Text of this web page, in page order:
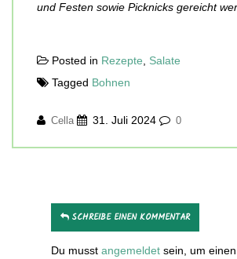
und Festen sowie Picknicks gereicht
Posted in Rezepte
Salate
Tagged Bohnen
Cella 31. Juli 2024 0
SCHREIBE EINEN KOMMENTAR
Du musst angemeldet sein, um